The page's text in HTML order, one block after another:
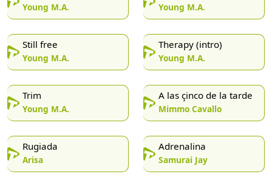
Young M.A. Young M.A.
Still free
Young M.A.
Therapy (intro)
Young M.A.
Trim
Young M.A.
A las çinco de la tarde
Mimmo Cavallo
Rugiada
Arisa
Adrenalina
Samurai Jay